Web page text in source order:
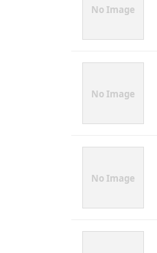
No Image
No Image
No Image